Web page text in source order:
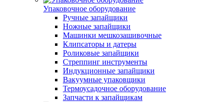
Упаковочное оборудование
Ручные запайщики
Ножные запайщики
Машинки мешкозашивочные
Клипсаторы и датеры
Роликовые запайщики
Стреппинг инструменты
Индукционные запайщики
Вакуумные упаковщики
Термоусадочное оборудование
Запчасти к запайщикам